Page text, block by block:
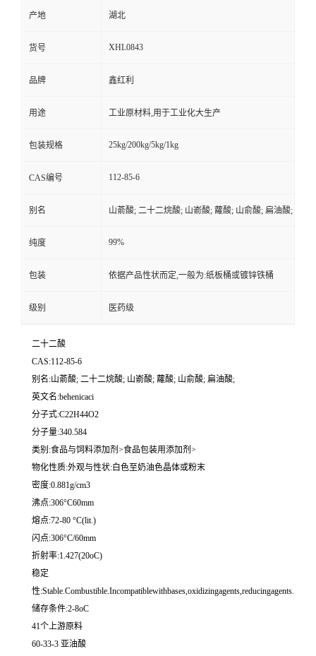
产地 湖北
货号 XHL0843
品牌 鑫红利
用途 工业原材料,用于工业化大生产
包装规格 25kg/200kg/5kg/1kg
CAS编号 112-85-6
别名 山萮酸; 二十二烷酸; 山嵛酸; 蘿酸; 山俞酸; 扁油酸;
纯度 99%
包装 依据产品性状而定,一般为:纸板桶或镀锌铁桶
级别 医药级
二十二酸
CAS:112-85-6
别名:山萮酸; 二十二烷酸; 山嵛酸; 蘿酸; 山俞酸; 扁油酸;
英文名:behenicaci
分子式:C22H44O2
分子量:340.584
类别:食品与饲料添加剂>食品包装用添加剂>
物化性质:外观与性状:白色至奶油色晶体或粉末
密度:0.881g/cm3
沸点:306°C60mm
熔点:72-80 °C(lit.)
闪点:306°C/60mm
折射率:1.427(20oC)
稳定
性:Stable.Combustible.Incompatiblewithbases,oxidizingagents,reducingagents.
储存条件:2-8oC
41个上游原料
60-33-3 亚油酸